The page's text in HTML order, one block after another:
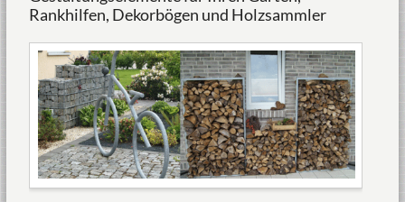
Rankhilfen, Dekorbögen und Holzsammler